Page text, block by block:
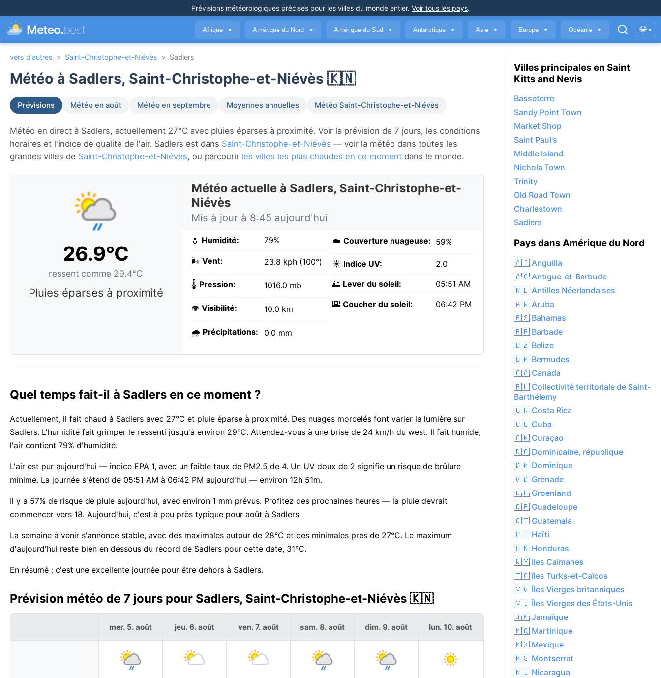
Prévisions météorologiques précises pour les villes du monde entier. Voir tous les pays.
Meteo.best Afrique ▼ Amérique du Nord ▼ Amérique du Sud ▼ Antarctique ▼ Asie ▼ Europe ▼ Océanie ▼ 🌐 ▾
vers d'autres > Saint-Christophe-et-Niévès > Sadlers
Météo à Sadlers, Saint-Christophe-et-Niévès 🇰🇳
Prévisions Météo en août Météo en septembre Moyennes annuelles Météo Saint-Christophe-et-Niévès
Météo en direct à Sadlers, actuellement 27°C avec pluies éparses à proximité. Voir la prévision de 7 jours, les conditions
horaires et l'indice de qualité de l'air. Sadlers est dans Saint-Christophe-et-Niévès — voir la météo dans toutes les
grandes villes de Saint-Christophe-et-Niévès, ou parcourir les villes les plus chaudes en ce moment dans le monde.
26.9°C
ressent comme 29.4°C
Pluies éparses à proximité
Météo actuelle à Sadlers, Saint-Christophe-et-
Niévès
Mis à jour à 8:45 aujourd'hui
💧 Humidité: 79%
🌬️ Vent: 23.8 kph (100°)
🌡️ Pression: 1016.0 mb
👁️ Visibilité: 10.0 km
🌧️ Précipitations: 0.0 mm
☁️ Couverture nuageuse: 59%
☀️ Indice UV: 2.0
🌅 Lever du soleil: 05:51 AM
🌇 Coucher du soleil: 06:42 PM
Quel temps fait-il à Sadlers en ce moment ?
Actuellement, il fait chaud à Sadlers avec 27°C et pluie éparse à proximité. Des nuages morcelés font varier la lumière sur
Sadlers. L'humidité fait grimper le ressenti jusqu'à environ 29°C. Attendez-vous à une brise de 24 km/h du west. Il fait humide,
l'air contient 79% d'humidité.
L'air est pur aujourd'hui — indice EPA 1, avec un faible taux de PM2.5 de 4. Un UV doux de 2 signifie un risque de brûlure
minime. La journée s'étend de 05:51 AM à 06:42 PM aujourd'hui — environ 12h 51m.
Il y a 57% de risque de pluie aujourd'hui, avec environ 1 mm prévus. Profitez des prochaines heures — la pluie devrait
commencer vers 18. Aujourd'hui, c'est à peu près typique pour août à Sadlers.
La semaine à venir s'annonce stable, avec des maximales autour de 28°C et des minimales près de 27°C. Le maximum
d'aujourd'hui reste bien en dessous du record de Sadlers pour cette date, 31°C.
En résumé : c'est une excellente journée pour être dehors à Sadlers.
Prévision météo de 7 jours pour Sadlers, Saint-Christophe-et-Niévès 🇰🇳
mer. 5. août jeu. 6. août ven. 7. août sam. 8. août dim. 9. août lun. 10. août mar. 11. août
Villes principales en Saint
Kitts and Nevis
Basseterre
Sandy Point Town
Market Shop
Saint Paul's
Middle Island
Nichola Town
Trinity
Old Road Town
Charlestown
Sadlers
Pays dans Amérique du Nord
🇦🇮 Anguilla
🇦🇬 Antigue-et-Barbude
🇳🇱 Antilles Néerlandaises
🇦🇼 Aruba
🇧🇸 Bahamas
🇧🇧 Barbade
🇧🇿 Belize
🇧🇲 Bermudes
🇨🇦 Canada
🇧🇱 Collectivité territoriale de Saint-
Barthélemy
🇨🇷 Costa Rica
🇨🇺 Cuba
🇨🇼 Curaçao
🇩🇴 Dominicaine, république
🇩🇲 Dominique
🇬🇩 Grenade
🇬🇱 Groenland
🇬🇵 Guadeloupe
🇬🇹 Guatemala
🇭🇹 Haïti
🇭🇳 Honduras
🇰🇾 Iles Caïmanes
🇹🇨 îles Turks-et-Caïcos
🇻🇬 Îles Vierges britanniques
🇻🇮 Îles Vierges des États-Unis
🇯🇲 Jamaïque
🇲🇶 Martinique
🇲🇽 Mexique
🇲🇸 Montserrat
🇳🇮 Nicaragua